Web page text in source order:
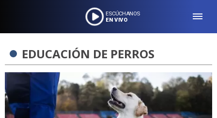
ESCÚCHANOS
EN VIVO
EDUCACIÓN DE PERROS